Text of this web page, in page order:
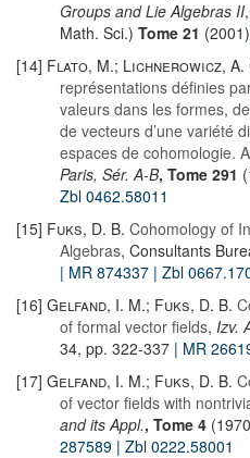
Groups and Lie Algebras II
Math. Sci.) Tome 21 (2001)
[14] Flato, M.; Lichnerowicz, A.
représentations définies
valeurs dans les formes,
de vecteurs d’une variété
espaces de cohomologie.
Paris, Sér. A-B, Tome 291
Zbl 0462.58011
[15] Fuks, D. B. Cohomology of
Algebras, Consultants
| MR 874337 | Zbl
[16] Gelfand, I. M.; Fuks, D. B.
of formal vector fields, Izv.
34, pp. 322-337 | MR
[17] Gelfand, I. M.; Fuks, D. B.
of vector fields with
and its Appl., Tome 4
287589 | Zbl 0222.58001